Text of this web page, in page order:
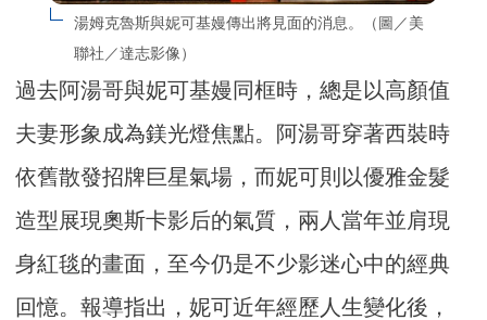
湯姆克魯斯與妮可基嫚傳出將見面的消息。（圖／美
聯社／達志影像）
過去阿湯哥與妮可基嫚同框時，總是以高顏值
夫妻形象成為鎂光燈焦點。阿湯哥穿著西裝時
依舊散發招牌巨星氣場，而妮可則以優雅金髮
造型展現奧斯卡影后的氣質，兩人當年並肩現
身紅毯的畫面，至今仍是不少影迷心中的經典
回憶。報導指出，妮可近年經歷人生變化後，